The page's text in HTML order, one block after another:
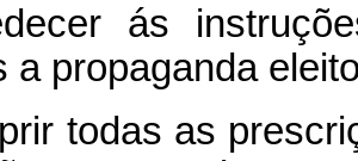
ás
a propaganda
todas as